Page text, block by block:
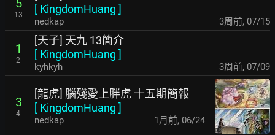
5
13
[ KingdomHuang ]
nedkap 3周前, 07/15
1
2
[天子] 天九 13簡介
[ KingdomHuang ]
kyhkyh 3周前, 07/09
3
4
[龍虎] 腦殘愛上胖虎 十五期簡報
[ KingdomHuang ]
nedkap 1月前, 06/24